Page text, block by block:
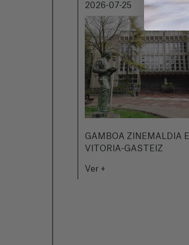
2026-07-25
GAMBOA ZINEMALDIA
VITORIA-GASTEIZ
Ver +